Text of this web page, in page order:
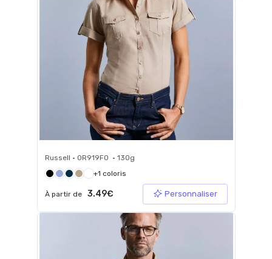
Russell • 0R919F0 • 130g
+1 coloris
À partir de 3.49€ Personnaliser